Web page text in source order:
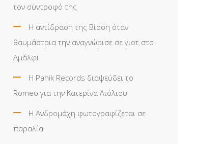
τον σύντροφό της
Η αντίδραση της Βίσση όταν
θαυμάστρια την αναγνώρισε σε γιοτ στο
Αμάλφι
Η Panik Records διαψεύδει το
Romeo για την Κατερίνα Λιόλιου
Η Ανδρομάχη φωτογραφίζεται σε
παραλία